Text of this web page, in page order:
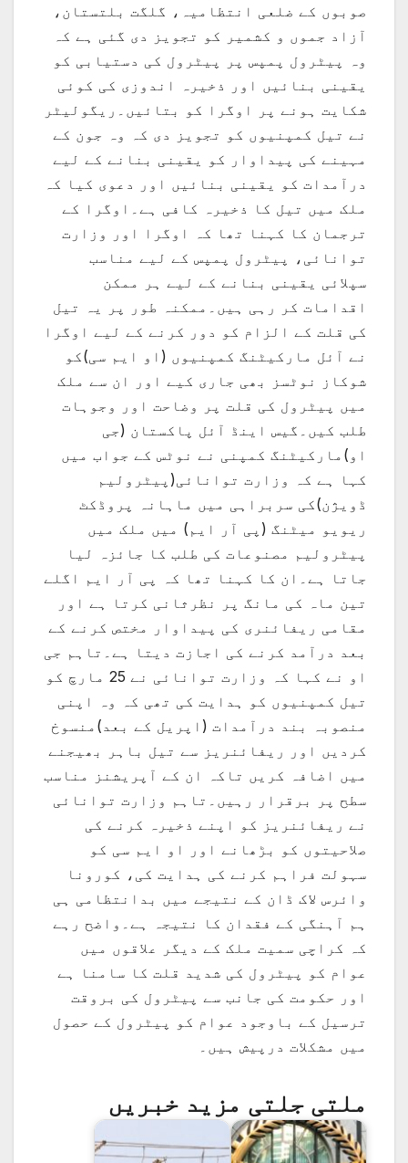
صوبوں کے ضلعی انتظامیہ، گلگت بلتستان،
آزاد جموں و کشمیر کو تجویز دی گئی ہے کہ
وہ پیٹرول پمپس پر پیٹرول کی دستیابی کو
یقینی بنائیں اور ذخیرہ اندوزی کی کوئی
شکایت ہونے پر اوگرا کو بتائیں۔ریگولیٹر
نے تیل کمپنیوں کو تجویز دی کہ وہ جون کے
مہینے کی پیداوار کو یقینی بنانے کے لیے
درآمدات کو یقینی بنائیں اور دعوی کیا کہ
ملک میں تیل کا ذخیرہ کافی ہے۔اوگرا کے
ترجمان کا کہنا تھا کہ اوگرا اور وزارت
توانائی، پیٹرول پمپس کے لیے مناسب
سپلائی یقینی بنانے کے لیے ہر ممکن
اقدامات کر رہی ہیں۔ممکنہ طور پر یہ تیل
کی قلت کے الزام کو دور کرنے کے لیے اوگرا
نے آئل مارکیٹنگ کمپنیوں (او ایم سی)کو
شوکاز نوٹسز بھی جاری کیے اور ان سے ملک
میں پیٹرول کی قلت پر وضاحت اور وجوہات
طلب کیں۔گیس اینڈ آئل پاکستان (جی
او)مارکیٹنگ کمپنی نے نوٹس کے جواب میں
کہا ہے کہ وزارت توانائی(پیٹرولیم
ڈویژن)کی سربراہی میں ماہانہ پروڈکٹ
ریویو میٹنگ (پی آر ایم) میں ملک میں
پیٹرولیم مصنوعات کی طلب کا جائزہ لیا
جاتا ہے۔ان کا کہنا تھا کہ پی آر ایم اگلے
تین ماہ کی مانگ پر نظرثانی کرتا ہے اور
مقامی ریفائنری کی پیداوار مختص کرنے کے
بعد درآمد کرنے کی اجازت دیتا ہے۔تاہم جی
او نے کہا کہ وزارت توانائی نے 25 مارچ کو
تیل کمپنیوں کو ہدایت کی تھی کہ وہ اپنی
منصوبہ بند درآمدات (اپریل کے بعد)منسوخ
کردیں اور ریفائنریز سے تیل باہر بھیجنے
میں اضافہ کریں تاکہ ان کے آپریشنز مناسب
سطح پر برقرار رہیں۔تاہم وزارت توانائی
نے ریفائنریز کو اپنے ذخیرہ کرنے کی
صلاحیتوں کو بڑھانے اور او ایم سی کو
سہولت فراہم کرنے کی ہدایت کی، کورونا
وائرس لاک ڈان کے نتیجے میں بدانتظامی ہی
ہم آہنگی کے فقدان کا نتیجہ ہے۔واضح رہے
کہ کراچی سمیت ملک کے دیگر علاقوں میں
عوام کو پیٹرول کی شدید قلت کا سامنا ہے
اور حکومت کی جانب سے پیٹرول کی بروقت
ترسیل کے باوجود عوام کو پیٹرول کے حصول
میں مشکلات درپیش ہیں۔
ملتی جلتی مزید خبریں